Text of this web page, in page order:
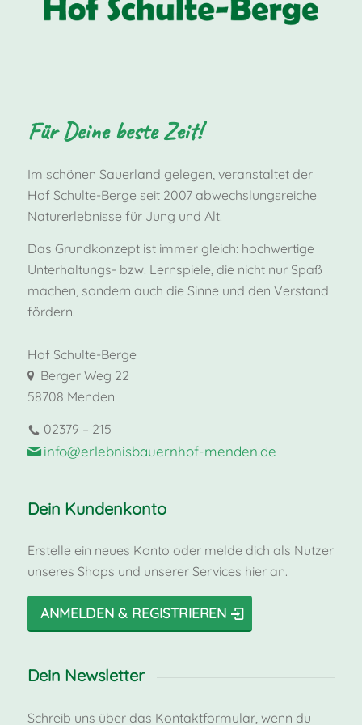
eine Freizeit, ist
sehr wichtig! Je
Besonderheiten
und Alter der
Kinder, […] ...
Für Deine beste Zeit!
Im schönen Sauerland gelegen, veranstaltet der
Hof Schulte-Berge seit 2007 abwechslungsreiche
Naturerlebnisse für Jung und Alt.
Das Grundkonzept ist immer gleich: hochwertige
Unterhaltungs- bzw. Lernspiele, die nicht nur Spaß
machen, sondern auch die Sinne und den Verstand
fördern.
Hof Schulte-Berge
Berger Weg 22
58708 Menden
02379 – 215
info@erlebnisbauernhof-menden.de
Dein Kundenkonto
Erstelle ein neues Konto oder melde dich als Nutzer
unseres Shops und unserer Services hier an.
ANMELDEN & REGISTRIEREN
Dein Newsletter
Schreib uns über das Kontaktformular, wenn du